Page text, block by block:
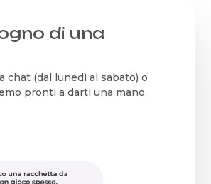
di una
chat (dal lunedì al sabato) o
pronti a darti una mano.